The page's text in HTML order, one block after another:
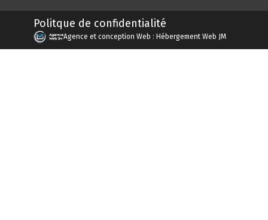
Politque de confidentialité
Agence et conception Web : Hébergement Web JM